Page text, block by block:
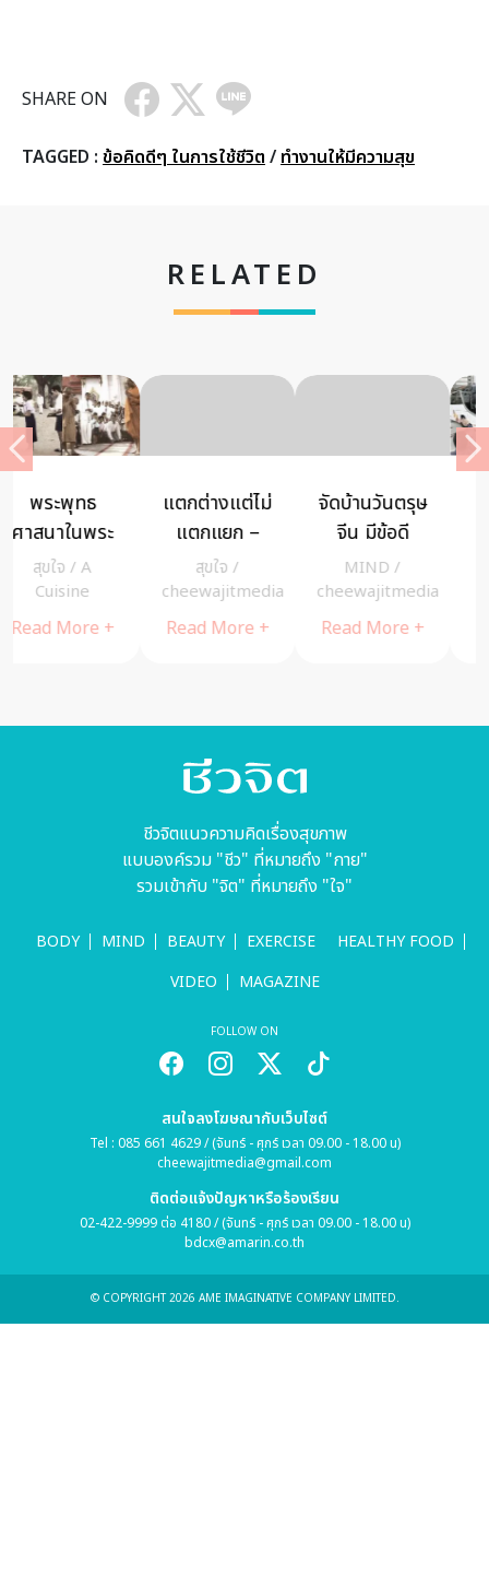
SHARE ON
TAGGED : ข้อคิดดีๆ ในการใช้ชีวิต / ทำงานให้มีความสุข
RELATED
แตกต่างแต่ไม่
แตกแยก –
ข้อคิดให้ชีวิตคู่
เป็นสุข
สุขใจ
cheewajitmedia
Read More +
จัดบ้านวันตรุษ
จีน มีข้อดี
มากกว่าที่คิด
กับ 5 เหตุผลที่
ทำให้อยากลุก
MIND
cheewajitmedia
Read More +
Katsuura
Hotel
Mikazuki
โรงแรมแห่งนี้
อุทิศให้ ผู้ป่วย
สุขใจ
Cuisine
Read More +
ชีวจิตแนวความคิดเรื่องสุขภาพ
แบบองค์รวม "ชีว" ที่หมายถึง "กาย"
รวมเข้ากับ "จิต" ที่หมายถึง "ใจ"
BODY MIND BEAUTY EXERCISE
HEALTHY FOOD
VIDEO
MAGAZINE
FOLLOW ON
สนใจลงโฆษณากับเว็บไซต์
Tel : 085 661 4629 / (จันทร์ - ศุกร์ เวลา 09.00 - 18.00 น)
cheewajitmedia@gmail.com
ติดต่อแจ้งปัญหาหรือร้องเรียน
02-422-9999 ต่อ 4180 / (จันทร์ - ศุกร์ เวลา 09.00 - 18.00 น)
bdcx@amarin.co.th
© COPYRIGHT 2026 AME IMAGINATIVE COMPANY LIMITED.